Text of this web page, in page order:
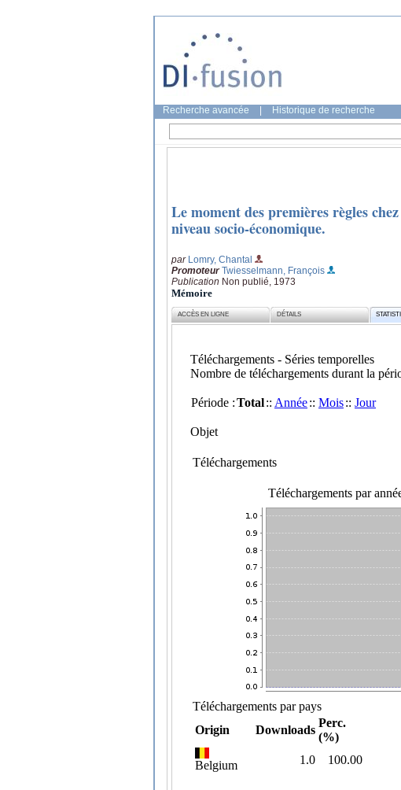
Recherche avancée Historique de recherche
Le moment des premières règles
niveau socio-économique.
par Lomry, Chantal
Promoteur Twiesselmann, François
Publication Non publié, 1973
Mémoire
ACCÈS EN LIGNE DÉTAILS